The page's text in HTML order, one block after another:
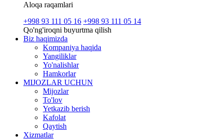
Aloqa raqamlari
+998 93 111 05 16 +998 93 111 05 14
Qo'ng'iroqni buyurtma qilish
Biz haqimizda
Kompaniya haqida
Yangiliklar
Yo'nalishlar
Hamkorlar
MIJOZLAR UCHUN
Mijozlar
To'lov
Yetkazib berish
Kafolat
Qaytish
Xizmatlar